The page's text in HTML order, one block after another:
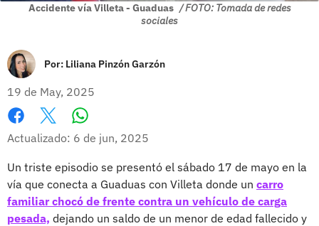
Accidente vía Villeta - Guaduas / FOTO: Tomada de redes
sociales
Por: Liliana Pinzón Garzón
19 de May, 2025
Facebook
X
Actualizado: 6 de jun, 2025
Un triste episodio se presentó el sábado 17 de mayo en la
vía que conecta a Guaduas con Villeta donde un carro
familiar chocó de frente contra un vehículo de carga
pesada, dejando un saldo de un menor de edad fallecido y